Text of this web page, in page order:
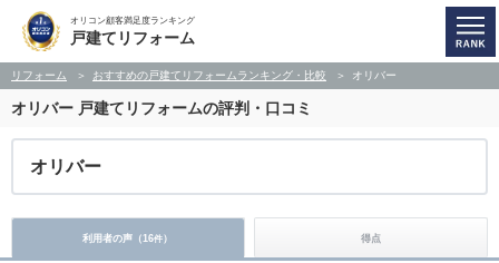
オリコン顧客満足度ランキング
戸建てリフォーム
リフォーム おすすめの戸建てリフォームランキング・比較 オリバー
オリバー 戸建てリフォームの評判・口コミ
オリバー
利用者の声（16件） 得点